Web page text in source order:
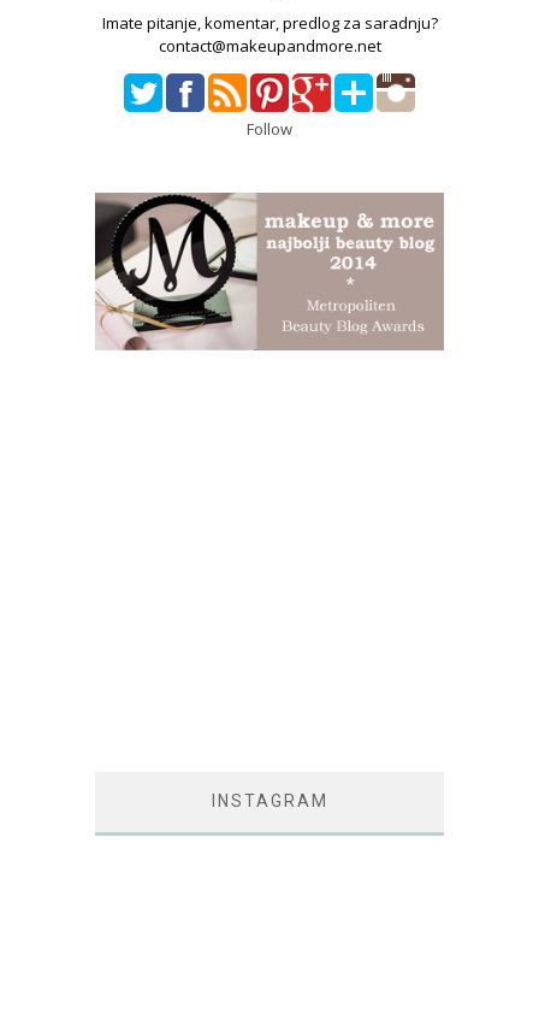
Imate pitanje, komentar, predlog za saradnju?
contact@makeupandmore.net
Follow
INSTAGRAM